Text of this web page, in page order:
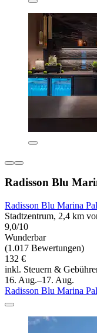
Radisson Blu
Radisson Blu Marina
Stadtzentrum, 2,4 km
9,0/10
Wunderbar
(1.017 Bewertungen)
132 €
inkl. Steuern &
16. Aug.–17. Aug.
Radisson Blu Marina